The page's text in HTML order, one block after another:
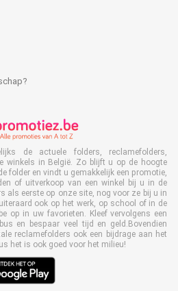
de actuele folders, reclamefolders,
winkels in België. Zo blijft u op de hoogte
folder en vindt u gemakkelijk een promotie,
of uitverkoop van een winkel bij u in de
als eerste op onze site, nog voor ze bij u in
ook op het werk, op school of in de
op in uw favorieten. Kleef vervolgens een
en bespaar veel tijd en geld.Bovendien
reclamefolders ook een bijdrage aan het
het is ook goed voor het milieu!